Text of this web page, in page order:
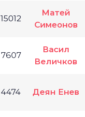
15012
Матей
Симеонов
7607
Васил
Величков
4474 Деян Енев